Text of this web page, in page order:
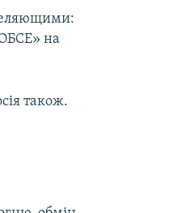
на
також.